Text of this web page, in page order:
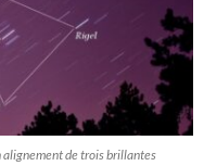
alignement de trois brillantes